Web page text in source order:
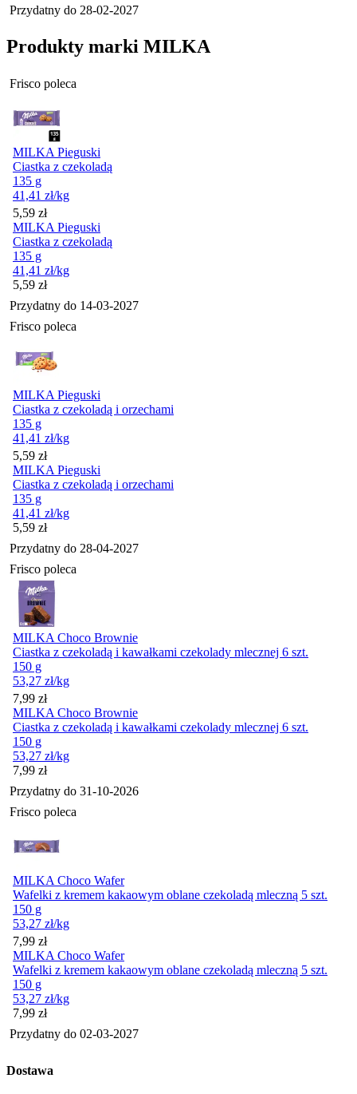
Przydatny do 28-02-2027
Produkty marki MILKA
Frisco poleca
MILKA Pieguski
Ciastka z czekoladą
135 g
41,41 zł/kg
Cena
5,59 zł
MILKA Pieguski
Ciastka z czekoladą
135 g
41,41 zł/kg
Cena
5,59 zł
Przydatny do 14-03-2027
Frisco poleca
MILKA Pieguski
Ciastka z czekoladą i orzechami
135 g
41,41 zł/kg
Cena
5,59 zł
MILKA Pieguski
Ciastka z czekoladą i orzechami
135 g
41,41 zł/kg
Cena
5,59 zł
Przydatny do 28-04-2027
Frisco poleca
MILKA Choco Brownie
Ciastka z czekoladą i kawałkami czekolady mlecznej 6 szt.
150 g
53,27 zł/kg
Cena
7,99 zł
MILKA Choco Brownie
Ciastka z czekoladą i kawałkami czekolady mlecznej 6 szt.
150 g
53,27 zł/kg
Cena
7,99 zł
Przydatny do 31-10-2026
Frisco poleca
MILKA Choco Wafer
Wafelki z kremem kakaowym oblane czekoladą mleczną 5 szt.
150 g
53,27 zł/kg
Cena
7,99 zł
MILKA Choco Wafer
Wafelki z kremem kakaowym oblane czekoladą mleczną 5 szt.
150 g
53,27 zł/kg
Cena
7,99 zł
Przydatny do 02-03-2027
Dostawa